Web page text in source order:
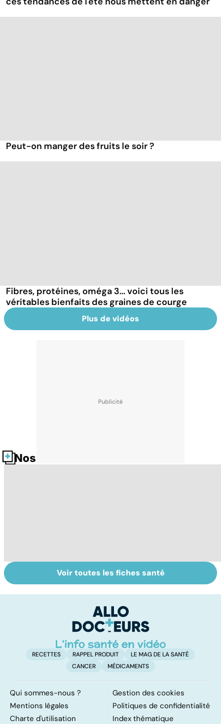
Peut-on manger des fruits le soir ?
Fibres, protéines, oméga 3... voici tous les
véritables bienfaits des graines de courge
Plus de vidéos
Nos fiches santé
Tout savoir sur le
vitiligo
Prurit,
démangeaisons :
peau qui gratte !
Voir toutes les fiches santé
RECETTES RAPPEL PRODUIT
LE MAG DE LA SANTÉ
CANCER
MÉDICAMENTS
Qui sommes-nous ?
Gestion des cookies
Mentions légales
Politiques de confidentialité
Charte d'utilisation
Index thématique